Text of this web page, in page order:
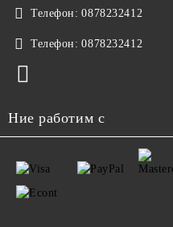
Телефон: 0878232412
Телефон: 0878232412
Ние работим с